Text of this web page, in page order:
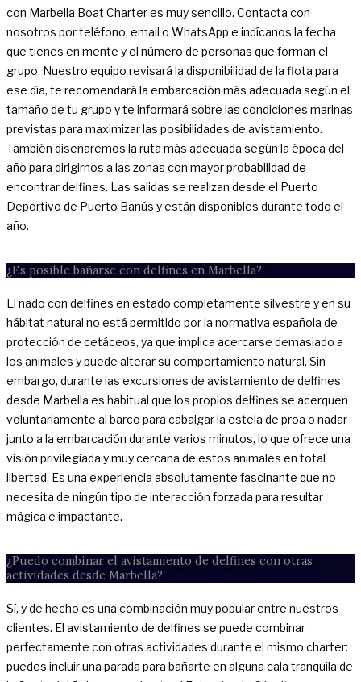
con Marbella Boat Charter es muy sencillo. Contacta con
nosotros por teléfono, email o WhatsApp e indícanos la fecha
que tienes en mente y el número de personas que forman el
grupo. Nuestro equipo revisará la disponibilidad de la flota para
ese día, te recomendará la embarcación más adecuada según el
tamaño de tu grupo y te informará sobre las condiciones marinas
previstas para maximizar las posibilidades de avistamiento.
También diseñaremos la ruta más adecuada según la época del
año para dirigirnos a las zonas con mayor probabilidad de
encontrar delfines. Las salidas se realizan desde el Puerto
Deportivo de Puerto Banús y están disponibles durante todo el
año.
¿Es posible bañarse con delfines en Marbella?
El nado con delfines en estado completamente silvestre y en su
hábitat natural no está permitido por la normativa española de
protección de cetáceos, ya que implica acercarse demasiado a
los animales y puede alterar su comportamiento natural. Sin
embargo, durante las excursiones de avistamiento de delfines
desde Marbella es habitual que los propios delfines se acerquen
voluntariamente al barco para cabalgar la estela de proa o nadar
junto a la embarcación durante varios minutos, lo que ofrece una
visión privilegiada y muy cercana de estos animales en total
libertad. Es una experiencia absolutamente fascinante que no
necesita de ningún tipo de interacción forzada para resultar
mágica e impactante.
¿Puedo combinar el avistamiento de delfines con otras
actividades desde Marbella?
Sí, y de hecho es una combinación muy popular entre nuestros
clientes. El avistamiento de delfines se puede combinar
perfectamente con otras actividades durante el mismo charter:
puedes incluir una parada para bañarte en alguna cala tranquila de